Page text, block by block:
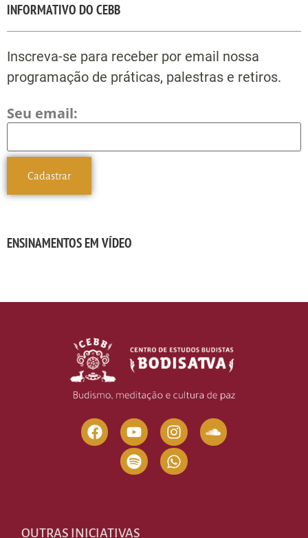
INFORMATIVO DO CEBB
Inscreva-se para receber por email nossa
programação de práticas, palestras e retiros.
Seu email:
ENSINAMENTOS EM VÍDEO
OUTRAS INICIATIVAS